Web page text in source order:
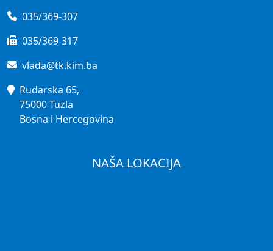
035/369-307
035/369-317
vlada@tk.kim.ba
Rudarska 65,
75000 Tuzla
Bosna i Hercegovina
NAŠA LOKACIJA